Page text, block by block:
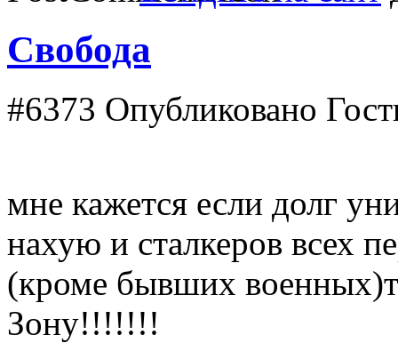
Свобода
#6373 Опубликовано
мне кажется если долг
нахую и сталкеров всех
(кроме бывших
Зону!!!!!!!